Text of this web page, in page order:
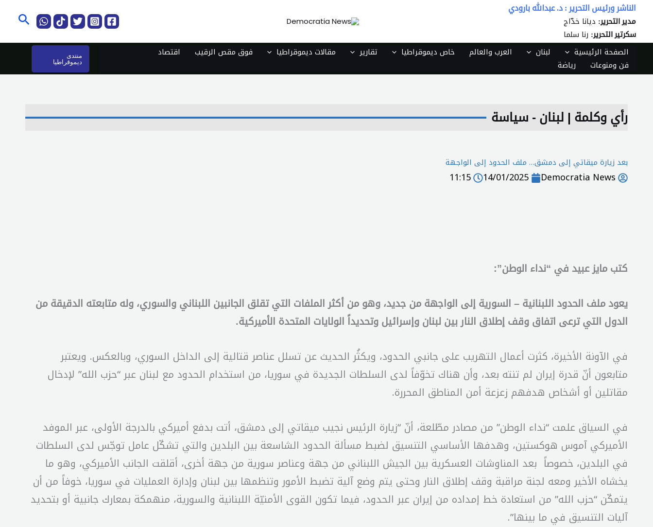
تخطي
المحتوى
الناشر ورئيس التحرير : د. عبدالله بارودي
مدير التحرير: ديانا خدّاج
سكرتير التحرير: رنا سلما
الصفحة الرئيسية لبنان العرب والعالم خاص ديموقراطيا تقارير مقالات ديموقراطيا فوق مقص الرقيب
اقتصاد
فن ومنوعات
رياضة
منتدى
ديموقراطيا
رأي وكلمة | لبنان - سياسة
بعد زيارة ميقاتي إلى دمشق… ملف الحدود إلى الواجهة
Democratia News
14/01/2025
11:15
كتب مايز عبيد في “نداء الوطن”:
يعود ملف الحدود اللبنانية – السورية إلى الواجهة من جديد، وهو من أكثر الملفات التي تقلق الجانبين اللبناني والسوري، وله متابعته الدقيقة من
الدول التي ترعى اتفاق وقف إطلاق النار بين لبنان وإسرائيل وتحديداً الولايات المتحدة الأميركية.
في الآونة الأخيرة، كثرت أعمال التهريب على جانبي الحدود، ويكثُر الحديث عن تسلل عناصر قتالية إلى الداخل السوري، وبالعكس. ويعتبر
متابعون أنّ قدرة إيران لم تنته بعد، وأن هناك تخوّفاً لدى السلطات الجديدة في سوريا، من استخدام الحدود مع لبنان عبر “حزب الله” لإدخال
مقاتلين أو أشخاص هدفهم زعزعة أمن المناطق المحررة.
في السياق علمت “نداء الوطن” من مصادر مطّلعة، أنّ “زيارة الرئيس نجيب ميقاتي إلى دمشق، أتت بدفع أميركي بالدرجة الأولى، عبر الموفد
الأميركي آموس هوكستين، وهدفها الأساسي التنسيق لضبط مسألة الحدود الشاسعة بين البلدين والتي تشكّل عامل توجّس لدى السلطات
في البلدين، خصوصاً بعد المناوشات العسكرية بين الجيش اللبناني من جهة وعناصر سورية من جهة أخرى، أقلقت الجانب الأميركي، وهو ما
يخشاه الأخير ومعه لجنة مراقبة وقف إطلاق النار وحتى يتم وضع آلية تضبط الأمور وتنظمها بين لبنان وإدارة العمليات في سوريا، خوفاً من أن
يتمكّن “حزب الله” من استعادة خط إمداده من إيران عبر الحدود، فيما تكون القوى الأمنيّة اللبنانية والسورية، منهمكة بمعارك جانبية أو بتحديد
آليات التنسيق في ما بينها”.